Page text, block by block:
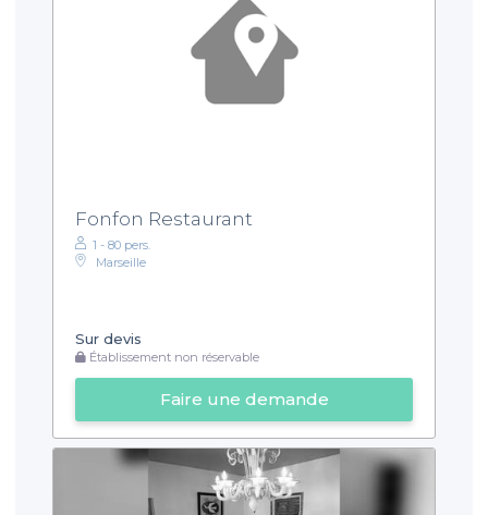
Fonfon Restaurant
1 - 80 pers.
Marseille
Sur devis
Établissement non réservable
Faire une demande